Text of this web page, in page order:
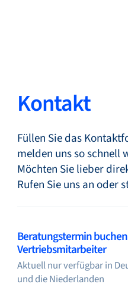
Suche... DE
Märkte
Kontakt
Füllen Sie das
melden uns so schnell
Möchten Sie lieber
Rufen Sie uns an oder
Beratungstermin
Vertriebsmitarbeiter
Aktuell nur verfügbar in
und die Niederlanden